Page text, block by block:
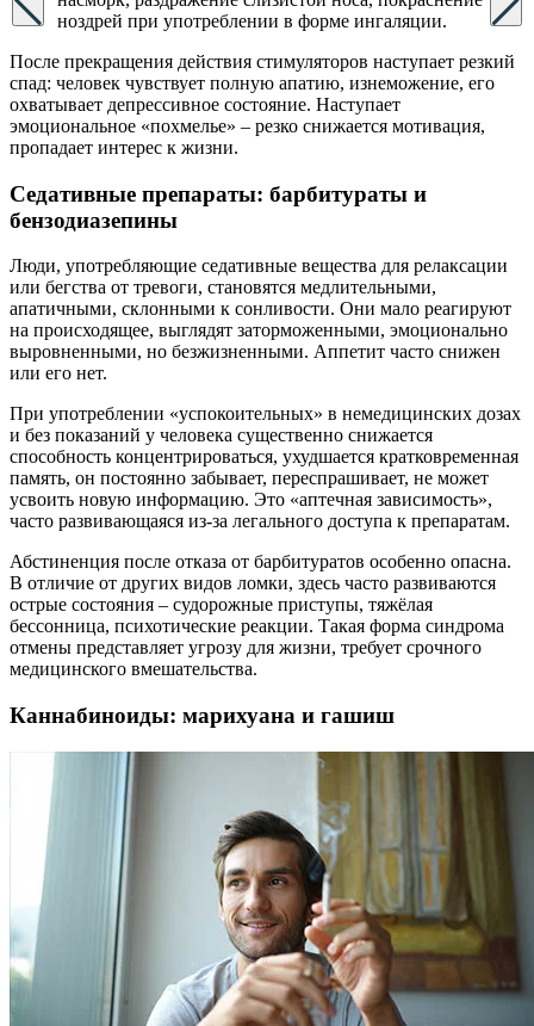
ноздрей при употреблении в форме ингаляции.
После прекращения действия стимуляторов наступает резкий
спад: человек чувствует полную апатию, изнеможение, его
охватывает депрессивное состояние. Наступает
эмоциональное «похмелье» – резко снижается мотивация,
пропадает интерес к жизни.
Седативные препараты: барбитураты и
бензодиазепины
Люди, употребляющие седативные вещества для релаксации
или бегства от тревоги, становятся медлительными,
апатичными, склонными к сонливости. Они мало реагируют
на происходящее, выглядят заторможенными, эмоционально
выровненными, но безжизненными. Аппетит часто снижен
или его нет.
При употреблении «успокоительных» в немедицинских дозах
и без показаний у человека существенно снижается
способность концентрироваться, ухудшается кратковременная
память, он постоянно забывает, переспрашивает, не может
усвоить новую информацию. Это «аптечная зависимость»,
часто развивающаяся из-за легального доступа к препаратам.
Абстиненция после отказа от барбитуратов особенно опасна.
В отличие от других видов ломки, здесь часто развиваются
острые состояния – судорожные приступы, тяжёлая
бессонница, психотические реакции. Такая форма синдрома
отмены представляет угрозу для жизни, требует срочного
медицинского вмешательства.
Каннабиноиды: марихуана и гашиш